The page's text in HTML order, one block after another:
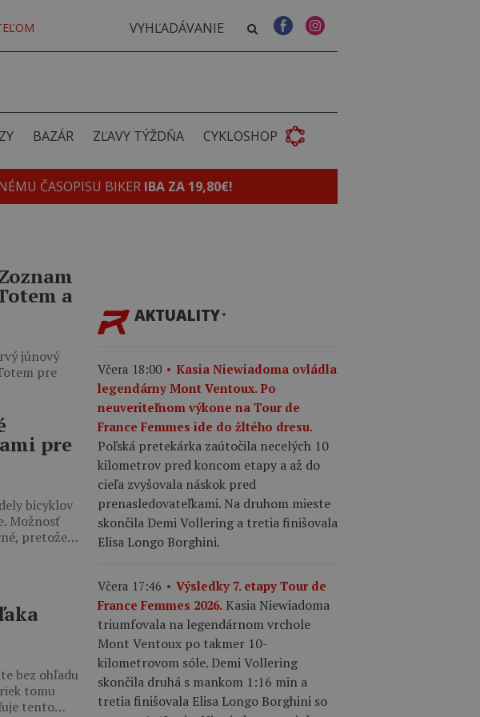
BAZÁR ZĽAVY TÝŽDŇA CYKLOSHOP
ČASOPISU BIKER IBA ZA 19,80€!
a
júnový
pre
pre
bicyklov
Možnosť
pretože…
bez ohľadu
tomu
tento…
AKTUALITY
Včera 18:00
Kasia Niewiadoma ovládla
legendárny Mont Ventoux. Po
neuveriteľnom výkone na Tour de
France Femmes ide do žltého dresu.
Poľská pretekárka zaútočila necelých 10
kilometrov pred koncom etapy a až do
cieľa zvyšovala náskok pred
prenasledovateľkami. Na druhom mieste
skončila Demi Vollering a tretia finišovala
Elisa Longo Borghini.
Včera 17:46
Výsledky 7. etapy Tour de
France Femmes 2026. Kasia Niewiadoma
triumfovala na legendárnom vrchole
Mont Ventoux po takmer 10-
kilometrovom sóle. Demi Vollering
skončila druhá s mankom 1:16 min a
tretia finišovala Elisa Longo Borghini so